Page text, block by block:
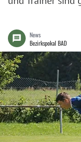
News
Bezirkspokal BAD